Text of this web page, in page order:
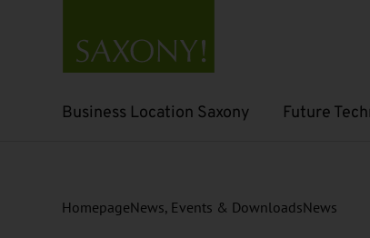
Business Location Saxony
Open submenu Future
Open submenu
HomepageNews, Events & DownloadsNews